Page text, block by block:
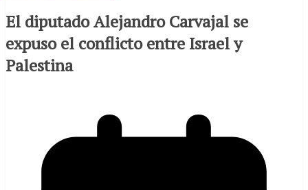
El diputado Alejandro Carvajal se
expuso el conflicto entre Israel y
Palestina